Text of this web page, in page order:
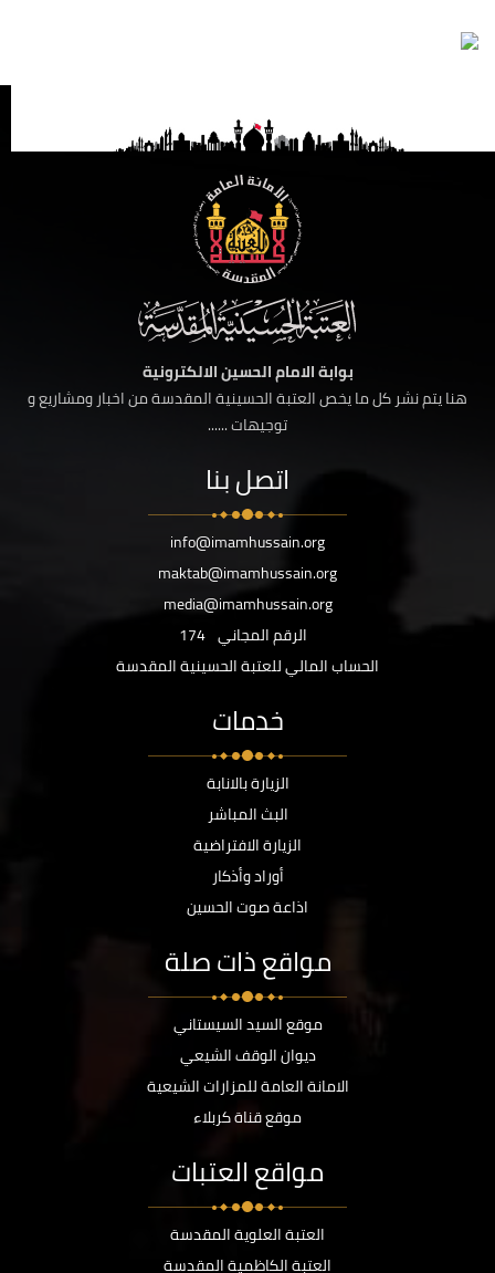
بوابة الامام الحسين الالكترونية
هنا يتم نشر كل ما يخص العتبة الحسينية المقدسة من اخبار ومشاريع و
توجيهات ......
اتصل بنا
info@imamhussain.org
maktab@imamhussain.org
media@imamhussain.org
الرقم المجاني 174
الحساب المالي للعتبة الحسينية المقدسة
خدمات
الزيارة بالانابة
البث المباشر
الزيارة الافتراضية
أوراد وأذكار
اذاعة صوت الحسين
مواقع ذات صلة
موقع السيد السيستاني
ديوان الوقف الشيعي
الامانة العامة للمزارات الشيعية
موقع قناة كربلاء
مواقع العتبات
العتبة العلوية المقدسة
العتبة الكاظمية المقدسة